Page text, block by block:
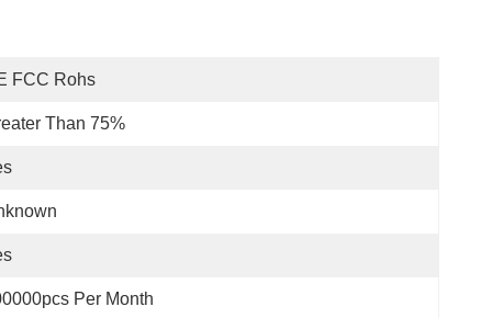
FCC Rohs
Than 75%
Per Month